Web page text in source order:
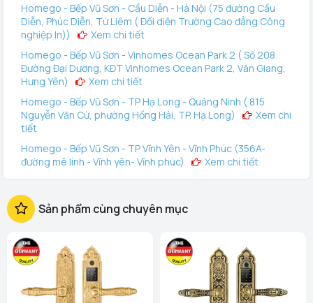
Homego - Bếp Vũ Sơn - Cầu Diễn - Hà Nội (75 đường Cầu
Diễn, Phúc Diễn, Từ Liêm ( Đối diện Trường Cao đẳng Công
nghiệp In))
Xem chi tiết
Homego - Bếp Vũ Sơn - Vinhomes Ocean Park 2 ( Số 208
Đường Đại Dương, KĐT Vinhomes Ocean Park 2, Văn Giang,
Hưng Yên)
Xem chi tiết
Homego - Bếp Vũ Sơn - TP Hạ Long - Quảng Ninh ( 815
Nguyễn Văn Cừ, phường Hồng Hải, TP. Hạ Long)
Xem chi
tiết
Homego - Bếp Vũ Sơn - TP Vĩnh Yên - Vĩnh Phúc (356A-
đường mê linh - Vĩnh yên- Vĩnh phúc)
Xem chi tiết
- Vinhomes Ocean Park 3, Văn Giang, Hưng Yên)
chi tiết
Hiệu, Q Lê Chân. TP Hải Phòng)
Xem chi tiết
Homego - Bếp Vũ Sơn - Lê Thanh Nghị - TP Hải Dương (248
Ngô Quyền, Lê Thanh Nghị, Hải Phòng)
Xem chi tiết
Homego - Ngô Quyền - TP Hải Dương (189 Ngô Quyền, P.
Sản phẩm cùng chuyên mục